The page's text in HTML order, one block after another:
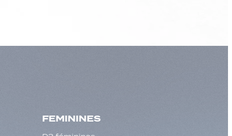
FEMININES